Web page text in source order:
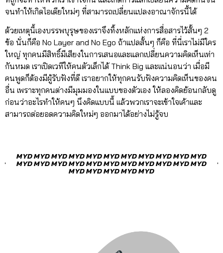
จนทำให้เกิดไอเดียใหม่ๆ ที่สามารถเปลี่ยนแปลงอาณาจักรนี้ได้
ด้วยเหตุนี้เองบรรพบุรุษของเราจึงทิ้งหลักแห่งการสื่อสารไว้สั้นๆ 2
ข้อ นั่นก็คือ No Layer and No Ego ถ้าแปลสั้นๆ ก็คือ ที่นี่เราไม่มีใคร
ใหญ่ ทุกคนมีสิทธิ์มีเสียงในการเสนอเเละแลกเปลี่ยนความคิดเห็นเท่า
กันหมด เราเปิดเวทีให้คนตัวเล็กได้ Think Big และเเน่นอนว่า เมื่อมี
คนพูดก็ต้องมีผู้รับฟังที่ดี เราอยากให้ทุกคนรับฟังความคิดเห็นของคน
อื่น เพราะทุกคนต่างมีมุมมองในแบบของตัวเอง ให้ลองคิดย้อนกลับดู
ก่อนว่าอะไรทำให้คนๆ นึงคิดแบบนี้ เเล้วพวกเราจะเข้าใจเค้าเเละ
สามารถต่อยอดความคิดใหม่ๆ ออกมาได้อย่างไม่รู้จบ
MYD MYD MYD MYD MYD MYD MYD MYD MYD MYD MYD
MYD MYD MYD MYD MYD MYD MYD MYD MYD MYD MYD
MYD MYD MYD MYD MYD